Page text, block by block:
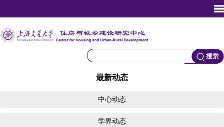
最新动态
中心动态
学界动态